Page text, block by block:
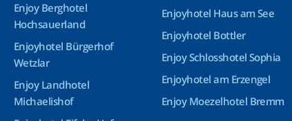
Enjoy Berghotel
Hochsauerland
Enjoyhotel Bürgerhof
Wetzlar
Enjoy Landhotel
Michaelishof
Enjoyhotel Haus am See
Enjoyhotel Bottler
Enjoy Schlosshotel Sophia
Enjoyhotel am Erzengel
Enjoy Moezelhotel Bremm